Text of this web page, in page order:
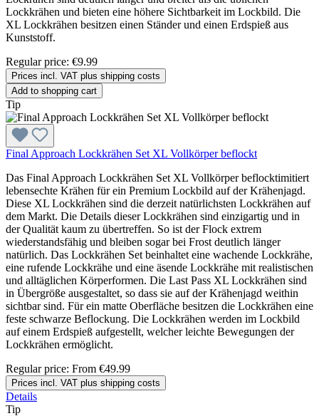
Lockkrähen und bieten eine höhere Sichtbarkeit im Lockbild. Die
XL Lockkrähen besitzen einen Ständer und einen Erdspieß aus
Kunststoff.
Regular price: €9.99
Prices incl. VAT plus shipping costs
Add to shopping cart
Tip
Final Approach Lockkrähen Set XL Vollkörper beflockt
Das Final Approach Lockkrähen Set XL Vollkörper beflocktimitiert
lebensechte Krähen für ein Premium Lockbild auf der Krähenjagd.
Diese XL Lockkrähen sind die derzeit natürlichsten Lockkrähen auf
dem Markt. Die Details dieser Lockkrähen sind einzigartig und in
der Qualität kaum zu übertreffen. So ist der Flock extrem
wiederstandsfähig und bleiben sogar bei Frost deutlich länger
natürlich. Das Lockkrähen Set beinhaltet eine wachende Lockkrähe,
eine rufende Lockkrähe und eine äsende Lockkrähe mit realistischen
und alltäglichen Körperformen. Die Last Pass XL Lockkrähen sind
in Übergröße ausgestaltet, so dass sie auf der Krähenjagd weithin
sichtbar sind. Für ein matte Oberfläche besitzen die Lockkrähen eine
feste schwarze Beflockung. Die Lockkrähen werden im Lockbild
auf einem Erdspieß aufgestellt, welcher leichte Bewegungen der
Lockkrähen ermöglicht.
Regular price: From €49.99
Prices incl. VAT plus shipping costs
Details
Tip